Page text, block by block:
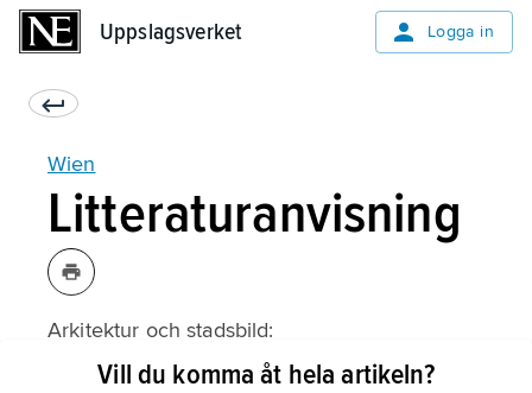
Uppslagsverket Logga in
Wien
Litteraturanvisning
Arkitektur och stadsbild:
Vill du komma åt hela artikeln?